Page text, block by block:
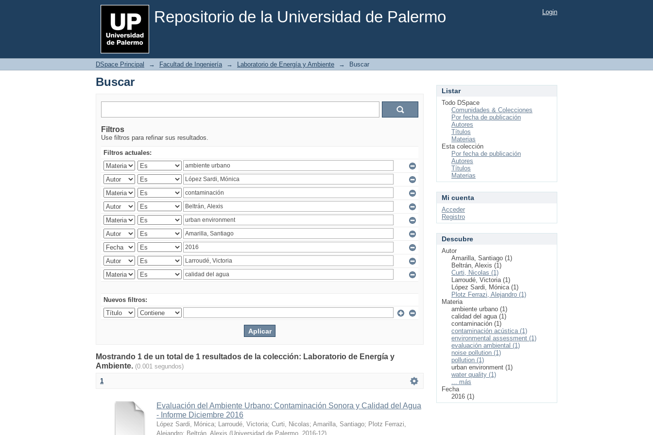
Repositorio de la Universidad de Palermo
Buscar Login
DSpace Principal → Facultad de Ingeniería → Laboratorio de Energía y Ambiente → Buscar
Buscar
Filtros
Use filtros para refinar sus resultados.
Filtros actuales:
Nuevos filtros:
Mostrando 1 de un total de 1 resultados de la colección: Laboratorio de Energía y
Ambiente. (0.001 segundos)
1
Evaluación del Ambiente Urbano: Contaminación Sonora y Calidad del Agua
- Informe Diciembre 2016
López Sardi, Mónica; Larroudé, Victoria; Curti, Nicolas; Amarilla, Santiago; Plotz Ferrazi,
Alejandro; Beltrán, Alexis (Universidad de Palermo 2016-12)
Listar
Todo DSpace
Comunidades & Colecciones
Por fecha de publicación
Autores
Títulos
Materias
Esta colección
Por fecha de publicación
Autores
Títulos
Materias
Mi cuenta
Acceder
Registro
Descubre
Autor
Amarilla, Santiago (1)
Beltrán, Alexis (1)
Curti, Nicolas (1)
Larroudé, Victoria (1)
López Sardi, Mónica (1)
Plotz Ferrazi, Alejandro (1)
Materia
ambiente urbano (1)
calidad del agua (1)
contaminación (1)
contaminación acústica (1)
environmental assessment (1)
evaluación ambiental (1)
noise pollution (1)
pollution (1)
urban environment (1)
water quality (1)
... más
Fecha
2016 (1)